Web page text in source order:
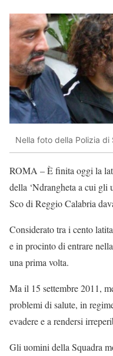
Nella foto della Polizia di
ROMA – È finita oggi la
della ‘Ndrangheta a cui
Sco di Reggio Calabria
Considerato tra i cento
e in procinto di entrare
una prima volta.
Ma il 15 settembre 2011,
problemi di salute, in
evadere e a rendersi
Gli uomini della Squadra